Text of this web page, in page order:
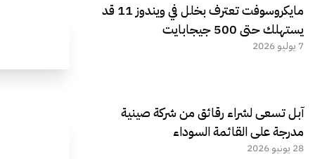
مايكروسوفت تعترف بخلل في ويندوز 11 قد
يستهلك حتى 500 جيجابايت
7 يوليو 2026
آبل تسعى لشراء رقائق من شركة صينية
مدرجة على القائمة السوداء
28 يونيو 2026